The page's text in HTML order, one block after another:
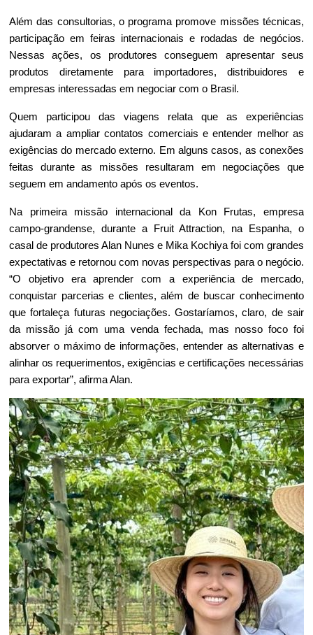
Além das consultorias, o programa promove missões técnicas,
participação em feiras internacionais e rodadas de negócios.
Nessas ações, os produtores conseguem apresentar seus
produtos diretamente para importadores, distribuidores e
empresas interessadas em negociar com o Brasil.
Quem participou das viagens relata que as experiências
ajudaram a ampliar contatos comerciais e entender melhor as
exigências do mercado externo. Em alguns casos, as conexões
feitas durante as missões resultaram em negociações que
seguem em andamento após os eventos.
Na primeira missão internacional da Kon Frutas, empresa
campo-grandense, durante a Fruit Attraction, na Espanha, o
casal de produtores Alan Nunes e Mika Kochiya foi com grandes
expectativas e retornou com novas perspectivas para o negócio.
“O objetivo era aprender com a experiência de mercado,
conquistar parcerias e clientes, além de buscar conhecimento
que fortaleça futuras negociações. Gostaríamos, claro, de sair
da missão já com uma venda fechada, mas nosso foco foi
absorver o máximo de informações, entender as alternativas e
alinhar os requerimentos, exigências e certificações necessárias
para exportar”, afirma Alan.